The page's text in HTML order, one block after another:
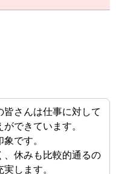
皆さんは仕事に対して
できています。
です。
、休みも比較的通るの
します。